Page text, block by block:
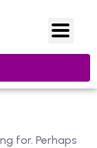
for. Perhaps